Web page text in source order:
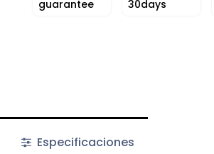
guarantee
30days
Especificaciones